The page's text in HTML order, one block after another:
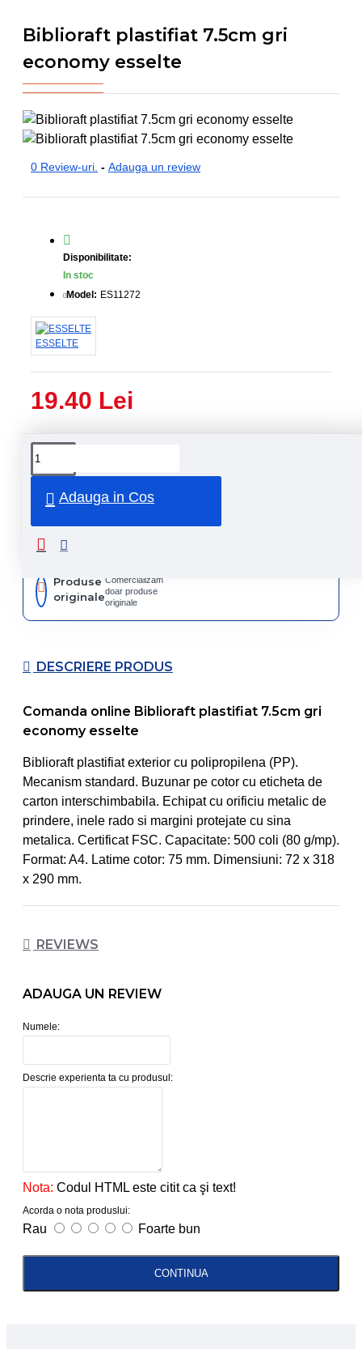
Biblioraft plastifiat 7.5cm gri
economy esselte
0 Review-uri. - Adauga un review
19.40 Lei
Disponibilitate:
In stoc
Model: ES11272
ESSELTE
Adauga in Cos
curier
Produse
originale
Comercializam
doar produse
originale
DESCRIERE PRODUS
Comanda online Biblioraft plastifiat 7.5cm gri
economy esselte
Biblioraft plastifiat exterior cu polipropilena (PP).
Mecanism standard. Buzunar pe cotor cu eticheta de
carton interschimbabila. Echipat cu orificiu metalic de
prindere, inele rado si margini protejate cu sina
metalica. Certificat FSC. Capacitate: 500 coli (80 g/mp).
Format: A4. Latime cotor: 75 mm. Dimensiuni: 72 x 318
x 290 mm.
REVIEWS
ADAUGA UN REVIEW
Numele:
Descrie experienta ta cu produsul:
Nota: Codul HTML este citit ca şi text!
Acorda o nota produslui:
Rau Foarte bun
CONTINUA